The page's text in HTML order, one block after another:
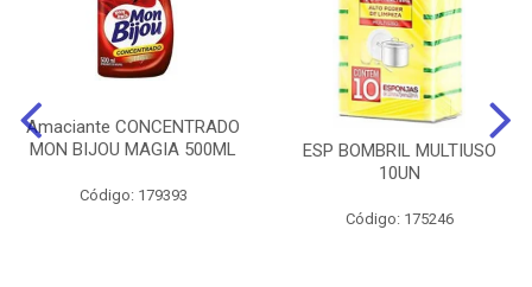
Amaciante CONCENTRADO
MON BIJOU MAGIA 500ML
Código: 179393
ESP BOMBRIL MULTIUSO
10UN
Código: 175246